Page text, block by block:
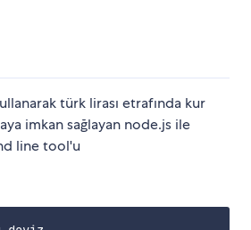
türk lirası etrafında kur
imkan sağlayan node.js ile
line tool'u